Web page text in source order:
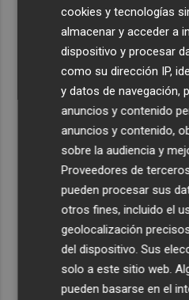
una emisión de letras a tres y
Los seis EcoPuntos móviles
activos en verano tras
residuos en el inicio de 2026
Los medios de extinción
Tírig tras controlarse el
Engarcerán
Murcia registra 626 colonias
y esteriliza a cerca de 2.990
Luís Castro: "El equipo debe
no tener miedo a nadie y,
sufrir todos juntos”
cookies y tecnologías
almacenar y acceder a
dispositivo y procesar
como su dirección IP,
y datos de navegación,
anuncios y contenido
anuncios y contenido,
sobre la audiencia y
Proveedores de
pueden procesar sus
otros fines, incluido el
geolocalización
del dispositivo. Sus
solo a este sitio web.
pueden basarse en el